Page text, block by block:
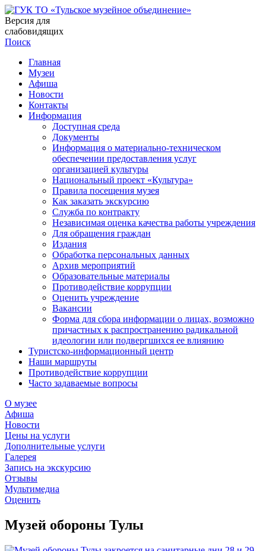
Версия для
слабовидящих
Поиск
Главная
Музеи
Афиша
Новости
Контакты
Информация
Доступная среда
Документы
Информация о материально-техническом
обеспечении предоставления услуг
организацией культуры
Национальный проект «Культура»
Правила посещения музея
Как заказать экскурсию
Служба по контракту
Независимая оценка качества работы учреждения
Для обращения граждан
Издания
Обработка персональных данных
Архив мероприятий
Образовательные материалы
Противодействие коррупции
Оценить учреждение
Вакансии
Форма для сбора информации о лицах, возможно
причастных к распространению радикальной
идеологии или подвергшихся ее влиянию
Туристско-информационный центр
Наши маршруты
Противодействие коррупции
Часто задаваемые вопросы
О музее
Афиша
Новости
Цены на услуги
Дополнительные услуги
Галерея
Запись на экскурсию
Отзывы
Мультимедиа
Оценить
Музей обороны Тулы